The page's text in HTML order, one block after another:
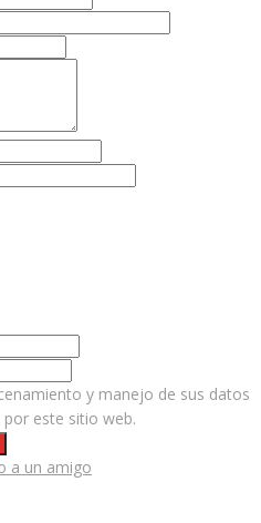
y manejo de sus datos
este sitio web.
a un amigo